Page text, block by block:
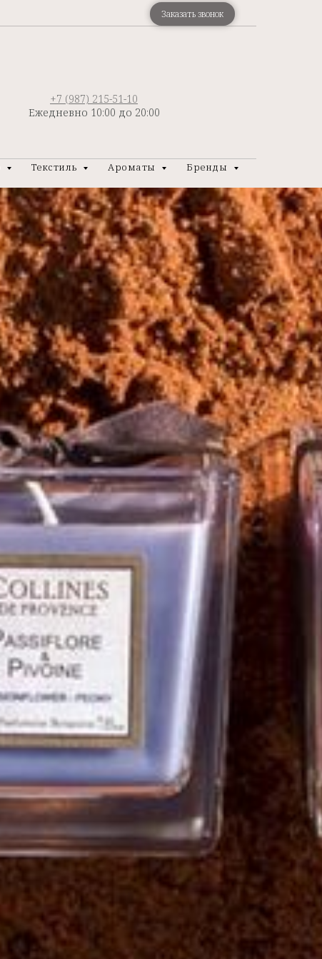
Заказать звонок
+7 (987) 215-51-10
Ежедневно 10:00 до 20:00
Текстиль Ароматы
Бренды